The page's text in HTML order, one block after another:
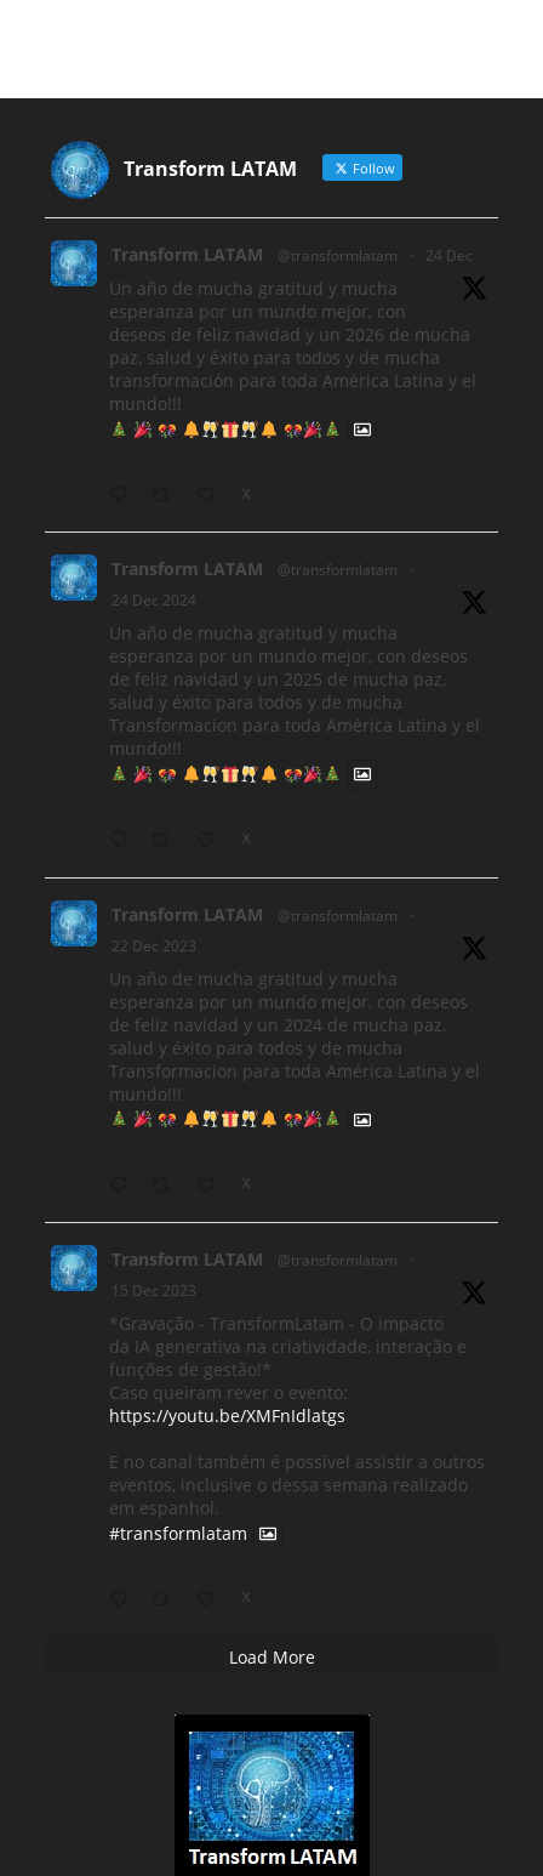
Transform LATAM Follow
Transform LATAM @transformlatam · 24 Dec
Un año de mucha gratitud y mucha
esperanza por un mundo mejor, con
deseos de feliz navidad y un 2026 de mucha
paz, salud y éxito para todos y de mucha
transformación para toda América Latina y el
mundo!!!
X
Transform LATAM @transformlatam
·
24 Dec 2024
Un año de mucha gratitud y mucha
esperanza por un mundo mejor, con deseos
de feliz navidad y un 2025 de mucha paz,
salud y éxito para todos y de mucha
Transformacion para toda América Latina y el
mundo!!!
X
Transform LATAM @transformlatam
·
22 Dec 2023
Un año de mucha gratitud y mucha
esperanza por un mundo mejor, con deseos
de feliz navidad y un 2024 de mucha paz,
salud y éxito para todos y de mucha
Transformacion para toda América Latina y el
mundo!!!
X
Transform LATAM @transformlatam
·
15 Dec 2023
*Gravação - TransformLatam - O impacto
da IA ​​generativa na criatividade, interação e
funções de gestão!*
Caso queiram rever o evento:
https://youtu.be/XMFnIdlatgs
E no canal também é possível assistir a outros
eventos, inclusive o dessa semana realizado
em espanhol.
#transformlatam
X
Load More